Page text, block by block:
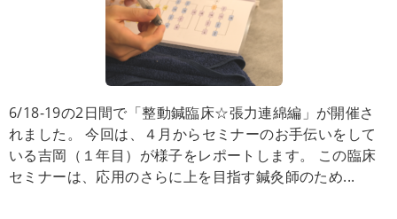
6/18-19の2日間で「整動鍼臨床☆張力連綿編」が開催さ
れました。 今回は、４月からセミナーのお手伝いをして
いる吉岡（１年目）が様子をレポートします。 この臨床
セミナーは、応用のさらに上を目指す鍼灸師のため...